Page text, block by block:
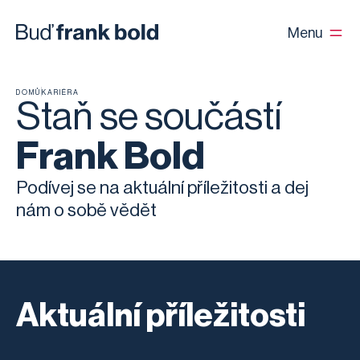
Menu
DOMŮ KARIÉRA
Staň se součástí
Frank Bold
Podívej se na aktuální příležitosti a dej
nám o sobě vědět
Aktuální příležitosti